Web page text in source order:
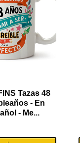
Tazas 48
- En
- Me...